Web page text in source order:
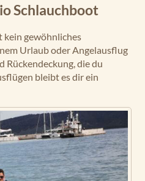
Schlauchboot
kein gewöhnliches
Urlaub oder Angelausflug
Rückendeckung, die du
bleibt es dir ein